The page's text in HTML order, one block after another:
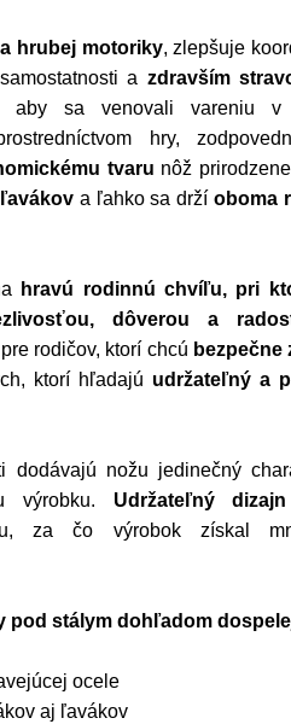
hrubej motoriky, zlepšuje
a zdravším
sa venovali vareniu v
hry,
tvaru nôž
a ľahko sa držíoboma
hravú rodinnú chvíľu, pri
dôverou a
rodičov, ktorí chcú bezpečne
ktorí hľadajú udržateľný a
dodávajú nožu jedinečný
výrobku. Udržateľný dizajn
za čo výrobok získal
pod stálym dohľadom
ocele
aj ľavákov